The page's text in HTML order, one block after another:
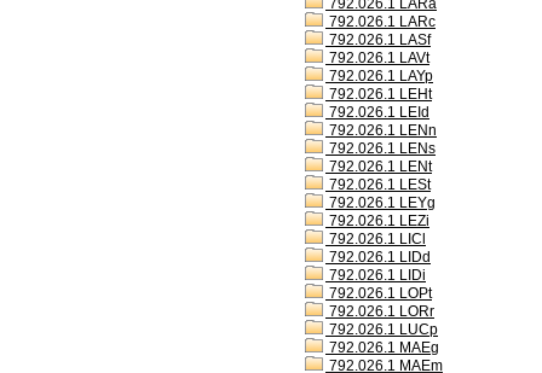
792.026.1 LARa
792.026.1 LARc
792.026.1 LASf
792.026.1 LAVt
792.026.1 LAYp
792.026.1 LEHt
792.026.1 LEId
792.026.1 LENn
792.026.1 LENs
792.026.1 LENt
792.026.1 LESt
792.026.1 LEYg
792.026.1 LEZi
792.026.1 LICl
792.026.1 LIDd
792.026.1 LIDi
792.026.1 LOPt
792.026.1 LORr
792.026.1 LUCp
792.026.1 MAEg
792.026.1 MAEm